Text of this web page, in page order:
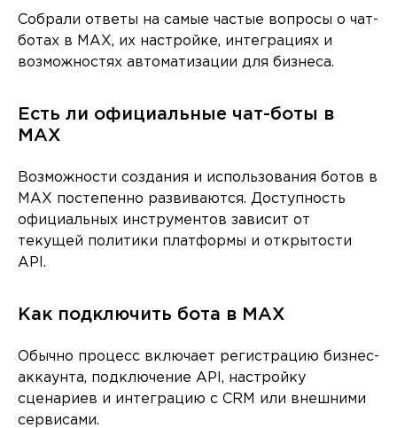
Собрали ответы на самые частые вопросы о чат-
ботах в MAX, их настройке, интеграциях и
возможностях автоматизации для бизнеса.
Есть ли официальные чат-боты в
MAX
Возможности создания и использования ботов в
MAX постепенно развиваются. Доступность
официальных инструментов зависит от
текущей политики платформы и открытости
API.
Как подключить бота в MAX
Обычно процесс включает регистрацию бизнес-
аккаунта, подключение API, настройку
сценариев и интеграцию с CRM или внешними
сервисами.